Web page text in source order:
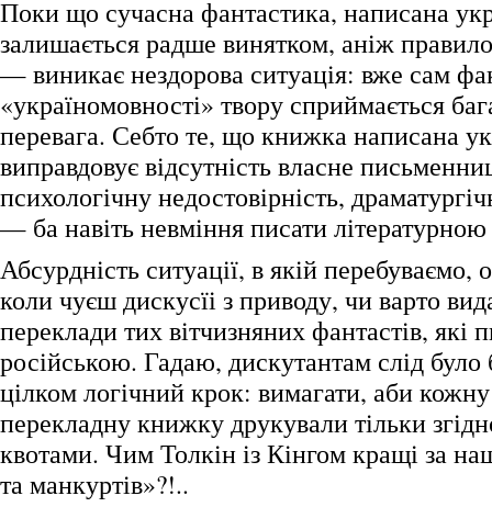
Поки що сучасна фантастика, написана
залишається радше винятком, аніж
— виникає нездорова ситуація: вже сам
«україномовності» твору сприймається
перевага. Себто те, що книжка написана
виправдовує відсутність власне
психологічну недостовірність,
— ба навіть невміння писати
Абсурдність ситуації, в якій перебуваємо,
коли чуєш дискусїі з приводу, чи варто
переклади тих вітчизняних фантастів, які
російською. Гадаю, дискутантам слід було
цілком логічний крок: вимагати, аби
перекладну книжку друкували тільки
квотами. Чим Толкін із Кінгом кращі за
та манкуртів»?!..